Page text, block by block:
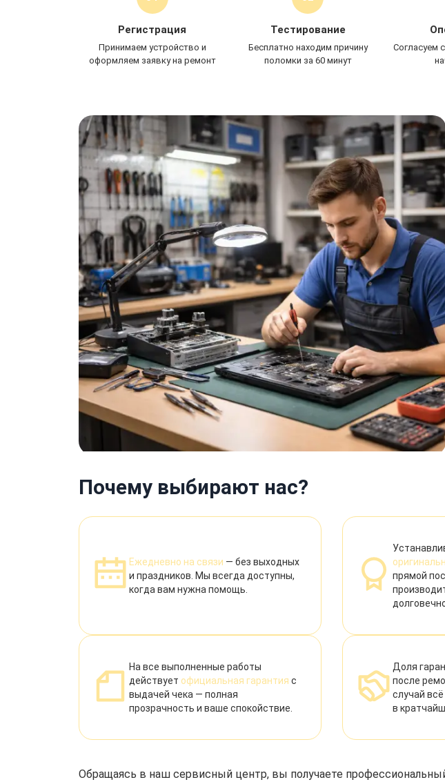
Регистрация
Принимаем устройство и
оформляем заявку на ремонт
Тестирование
Бесплатно находим причину
поломки за 60 минут
Согласуем
Почему выбирают нас?
Ежедневно на связи — без выходных
и праздников. Мы всегда доступны,
когда вам нужна помощь.
прямой
На все выполненные работы
действует официальная гарантия с
выдачей чека — полная
прозрачность и ваше спокойствие.
Доля
после
случай
в
Обращаясь в наш сервисный центр, вы получаете